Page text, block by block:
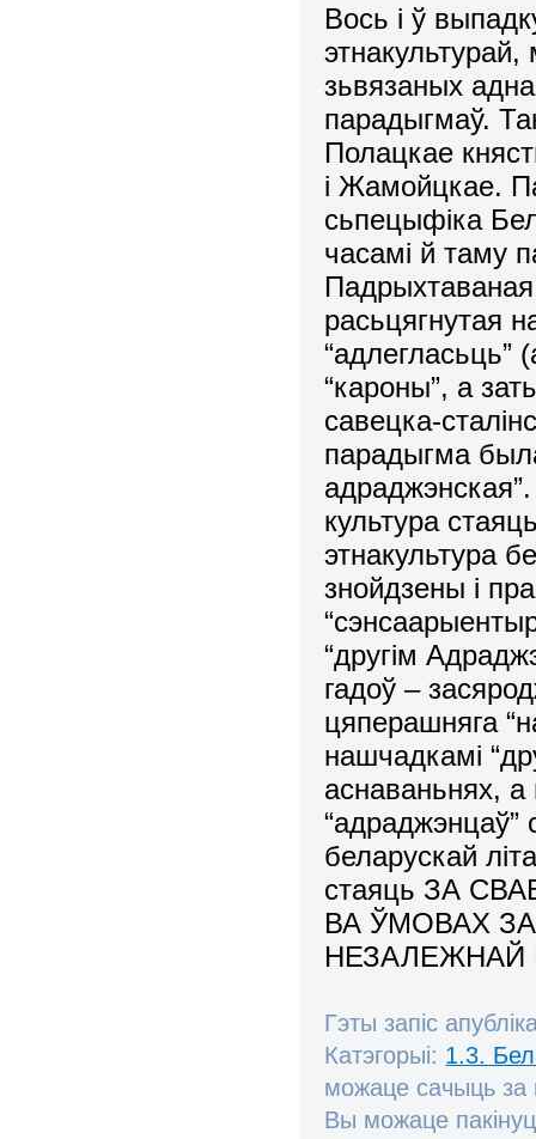
Вось і ў
зьвязаных
парадыгмаў.
Полацкае
і Жамойцкае.
сьпецыфіка
часамі й таму
Падрыхтаваная
расьцягнутая
“адлегласьць”
“кароны”, а
савецка-
парадыгма
культура
этнакультура
знойдзены і
“другім
гадоў –
цяперашняга
нашчадкамі
аснаваньнях, а
“адраджэнцаў”
беларускай
стаяць ЗА
ВА ЎМОВАХ
НЕЗАЛЕЖНАЙ
Гэты запіс
Катэгорыі: 1.3.
можаце сачыць
Вы можаце